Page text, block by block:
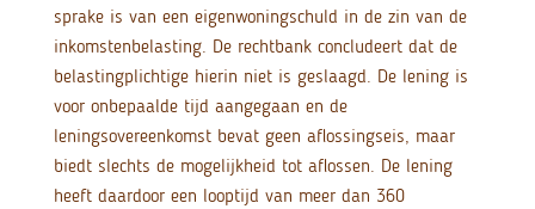
sprake is van een eigenwoningschuld in de zin van de
inkomstenbelasting. De rechtbank concludeert dat de
belastingplichtige hierin niet is geslaagd. De lening is
voor onbepaalde tijd aangegaan en de
leningsovereenkomst bevat geen aflossingseis, maar
biedt slechts de mogelijkheid tot aflossen. De lening
heeft daardoor een looptijd van meer dan 360